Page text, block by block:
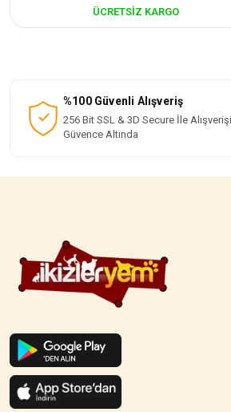
ÜCRETSIZ KARGO
%100 Güvenli Alışveriş
256 Bit SSL & 3D Secure İle
Güvence Altında